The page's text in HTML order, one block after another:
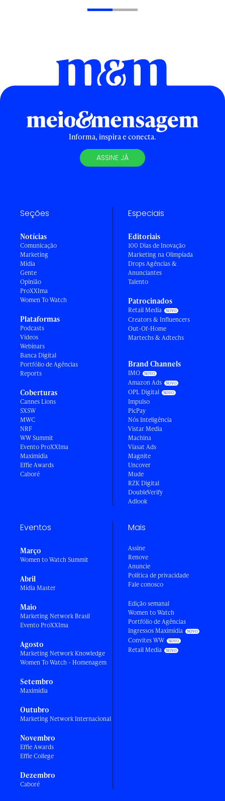
Informa, inspira e conecta.
ASSINE JÁ
Seções
Notícias
Comunicação
Marketing
Mídia
Gente
Opinião
ProXXIma
Women To Watch
Plataformas
Podcasts
Vídeos
Webinars
Banca Digital
Portfólio de Agências
Reports
Coberturas
Cannes Lions
SXSW
MWC
NRF
WW Summit
Evento ProXXIma
Maximídia
Effie Awards
Caboré
Especiais
Editoriais
100 Dias de Inovação
Marketing na Olimpíada
Drops Agências &
Anunciantes
Talento
Patrocinados
Retail Media
Creators & Influencers
Out-Of-Home
Martechs & Adtechs
Brand Channels
IMO
Amazon Ads
OPL Digital
Impulso
PicPay
Nós Inteligência
Vistar Media
Machina
Viasat Ads
Magnite
Uncover
Mude
RZK Digital
DoubleVerify
Adlook
Eventos
Março
Women to Watch Summit
Abril
Mídia Master
Maio
Marketing Network Brasil
Evento ProXXIma
Agosto
Marketing Network Knowledge
Women To Watch - Homenagem
Setembro
Maximídia
Outubro
Marketing Network Internacional
Novembro
Effie Awards
Effie College
Dezembro
Caboré
Mais
Assine
Renove
Anuncie
Política de privacidade
Fale conosco
Edição semanal
Women to Watch
Portfólio de Agências
Ingressos Maximídia
Convites WW
Retail Media